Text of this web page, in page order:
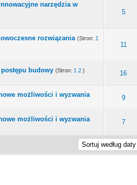
narzędzia w
5
rozwiązania (Stron: 1
11
budowy (Stron: 1 2 )
16
możliwości i wyzwania 9
możliwości i wyzwania 7